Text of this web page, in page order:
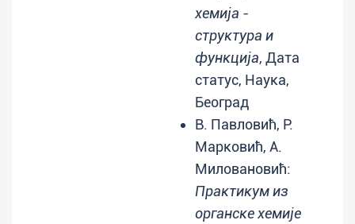
хемија -
структура и
функција, Дата
статус, Наука,
Београд
В. Павловић, Р.
Марковић, А.
Миловановић:
Практикум из
органске хемије